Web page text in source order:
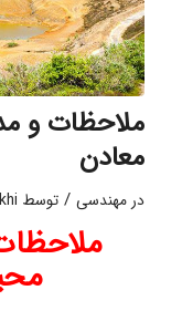
ملاحظات و
معادن
در مهندسی / توسط